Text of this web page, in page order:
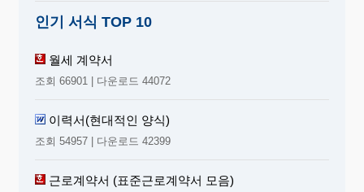
인기 서식 TOP 10
월세 계약서
조회 66901 | 다운로드 44072
이력서(현대적인 양식)
조회 54957 | 다운로드 42399
근로계약서 (표준근로계약서 모음)